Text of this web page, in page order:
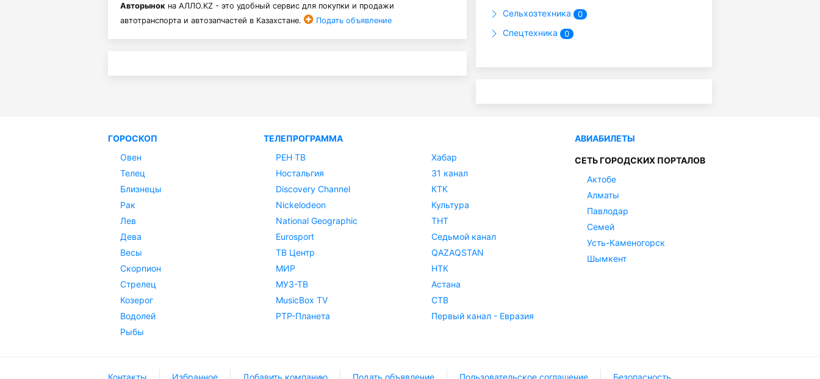
Авторынок на АЛЛО.KZ - это удобный сервис для покупки и продажи
автотранспорта и автозапчастей в Казахстане.
Подать объявление
Сельхозтехника 0
Спецтехника 0
ГОРОСКОП
Овен
Телец
Близнецы
Рак
Лев
Дева
Весы
Скорпион
Стрелец
Козерог
Водолей
Рыбы
ТЕЛЕПРОГРАММА
РЕН ТВ
Ностальгия
Discovery Channel
Nickelodeon
National Geographic
Eurosport
ТВ Центр
МИР
МУЗ-ТВ
MusicBox TV
РТР-Планета
Хабар
31 канал
КТК
Культура
ТНТ
Седьмой канал
QAZAQSTAN
НТК
Астана
СТВ
Первый канал - Евразия
АВИАБИЛЕТЫ
СЕТЬ ГОРОДСКИХ ПОРТАЛОВ
Актобе
Алматы
Павлодар
Семей
Усть-Каменогорск
Шымкент
Контакты Избранное Добавить компанию Подать объявление Пользовательское соглашение Безопасность